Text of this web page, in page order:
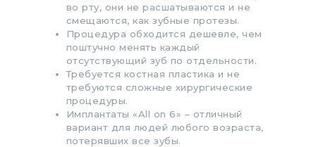
во рту, они не расшатываются и не
смещаются, как зубные протезы.
Процедура обходится дешевле, чем
поштучно менять каждый
отсутствующий зуб по отдельности.
Требуется костная пластика и не
требуются сложные хирургические
процедуры.
Имплантаты «All on 6» – отличный
вариант для людей любого возраста,
потерявших все зубы.